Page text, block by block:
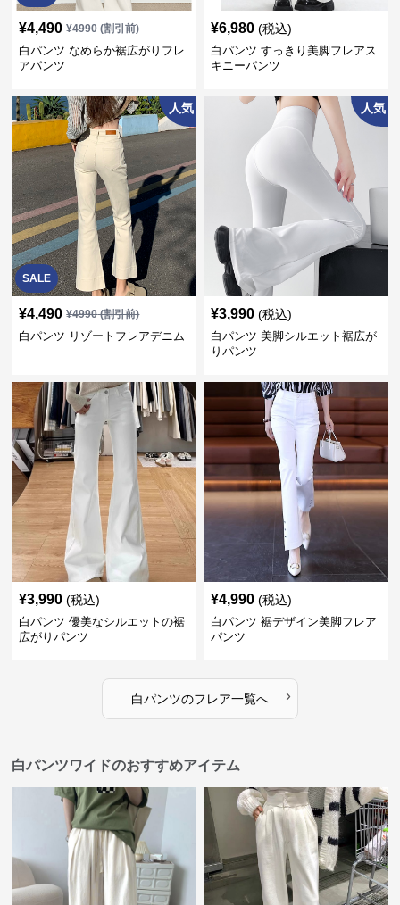
¥4,490 ¥4990(割引前)
白パンツ なめらか裾広がりフレ
アパンツ
¥6,980 (税込)
白パンツ すっきり美脚フレアス
キニーパンツ
SALE
人気
¥4,490 ¥4990(割引前)
白パンツ リゾートフレアデニム
人気
¥3,990 (税込)
白パンツ 美脚シルエット裾広が
りパンツ
¥3,990 (税込)
白パンツ 優美なシルエットの裾
広がりパンツ
¥4,990 (税込)
白パンツ 裾デザイン美脚フレア
パンツ
白パンツのフレア一覧へ ›
白パンツワイドのおすすめアイテム